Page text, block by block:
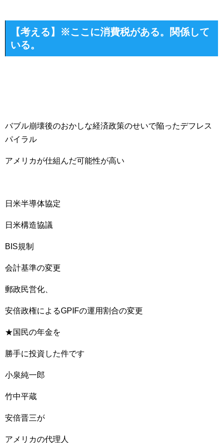
【考える】※ここに消費税がある。関係して
いる。
バブル崩壊後のおかしな経済政策のせいで陥ったデフレス
パイラル
アメリカが仕組んだ可能性が高い
日米半導体協定
日米構造協議
BIS規制
会計基準の変更
郵政民営化、
安倍政権によるGPIFの運用割合の変更
★国民の年金を
勝手に投資した件です
小泉純一郎
竹中平蔵
安倍晋三が
アメリカの代理人